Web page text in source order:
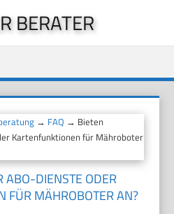
BERATER
→ FAQ → Bieten
Kartenfunktionen für Mähroboter
ABO-DIENSTE ODER
FÜR MÄHROBOTER AN?